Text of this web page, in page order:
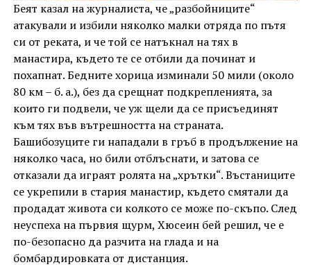
Беят казал на журналиста, че „разбойниците“
атакували и избили няколко малки отряда по пътя
си от реката, и че той се натъкнал на тях в
манастира, където те се отбили да починат и
похапнат. Бедните хорица изминали 50 мили (около
80 км – б. а.), без да срещнат подкрепленията, за
които ги подвели, че уж щели да се присъединят
към тях във вътрешността на страната.
Башибозуците ги нападали в гръб в продължение на
няколко часа, но били отблъснати, и затова се
отказали да играят ролята на „хрътки“. Въстаниците
се укрепили в стария манастир, където смятали да
продадат живота си колкото се може по-скъпо. След
неуспеха на първия щурм, Хюсеин бей решил, че е
по-безопасно да разчита на глада и на
бомбардировката от дистанция.